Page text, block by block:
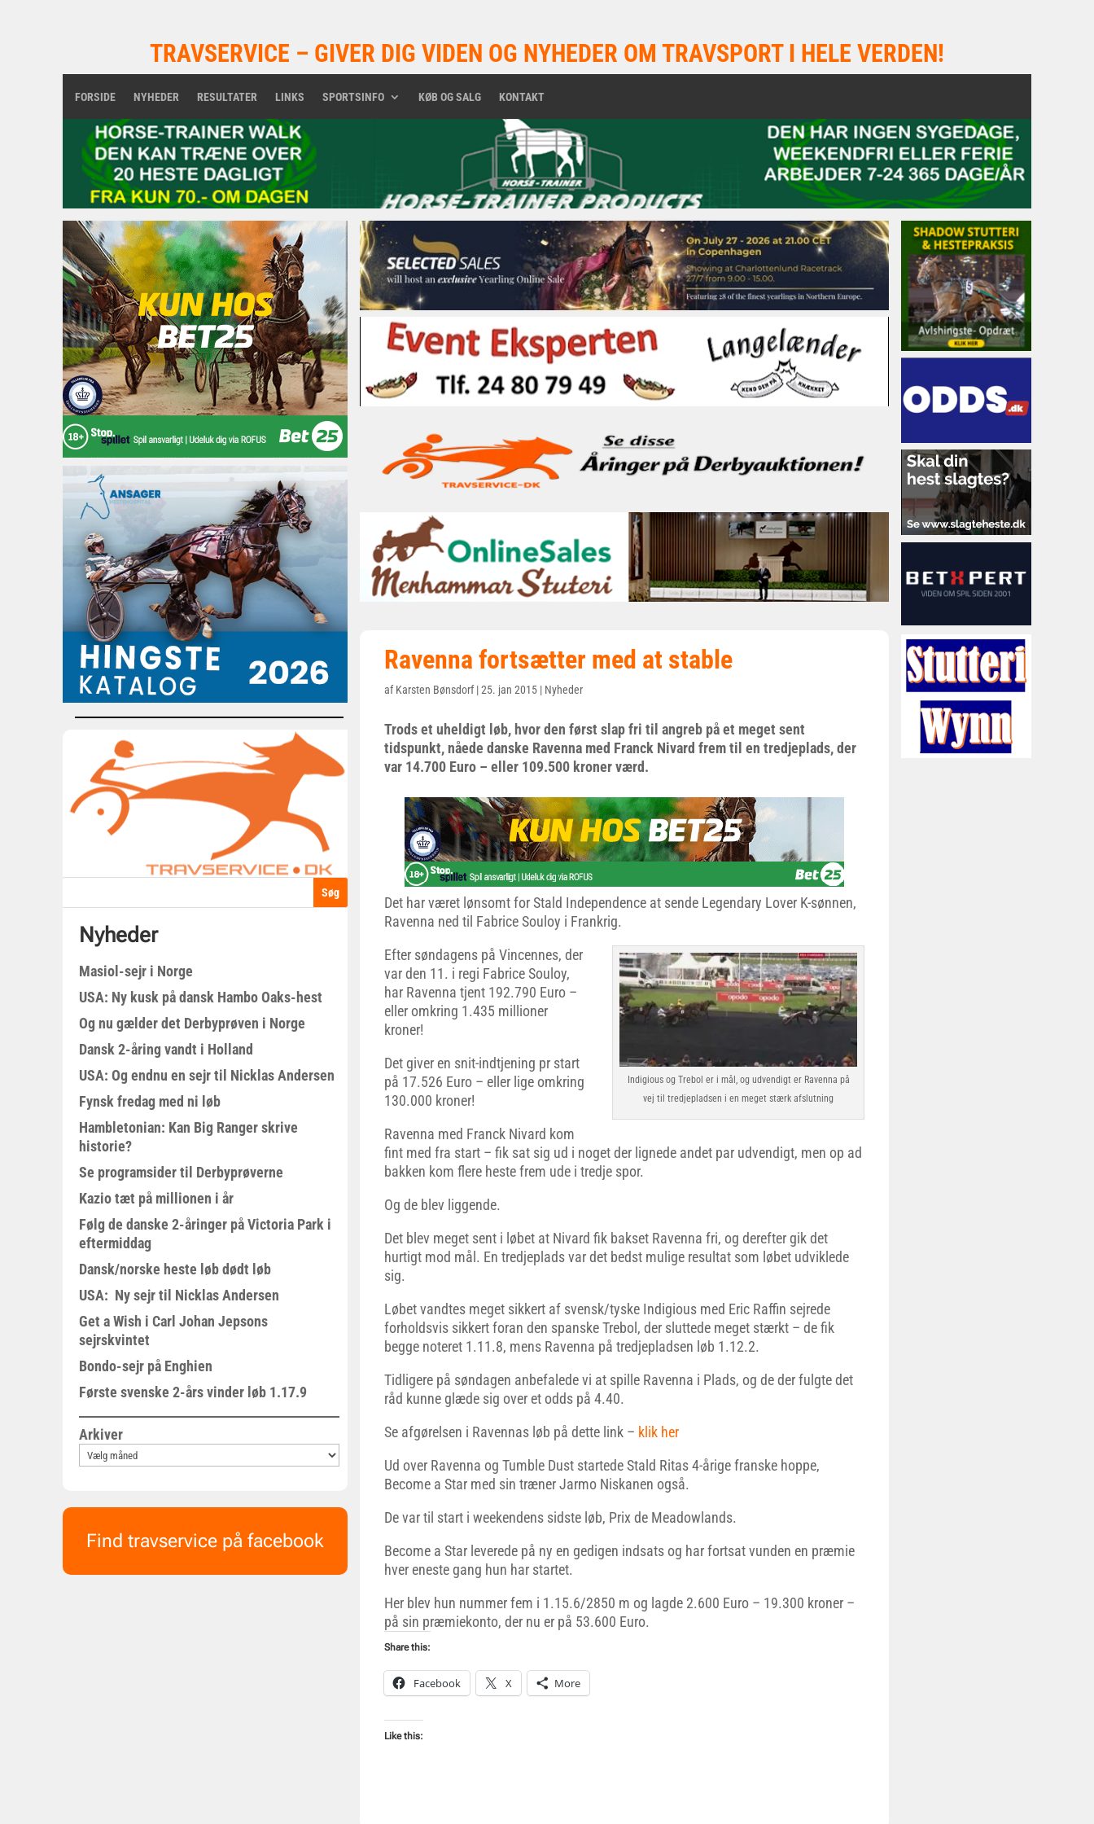
TRAVSERVICE – GIVER DIG VIDEN OG NYHEDER OM TRAVSPORT I HELE VERDEN!
FORSIDE NYHEDER RESULTATER LINKS SPORTSINFO KØB OG SALG KONTAKT
Nyheder
Masiol-sejr i Norge
USA: Ny kusk på dansk Hambo Oaks-hest
Og nu gælder det Derbyprøven i Norge
Dansk 2-åring vandt i Holland
USA: Og endnu en sejr til Nicklas Andersen
Fynsk fredag med ni løb
Hambletonian: Kan Big Ranger skrive
historie?
Se programsider til Derbyprøverne
Kazio tæt på millionen i år
Følg de danske 2-åringer på Victoria Park i
eftermiddag
Dansk/norske heste løb dødt løb
USA: Ny sejr til Nicklas Andersen
Get a Wish i Carl Johan Jepsons
sejrskvintet
Bondo-sejr på Enghien
Første svenske 2-års vinder løb 1.17.9
Arkiver
Find travservice på facebook
Ravenna fortsætter med at stable
afKarsten Bønsdorf|25. jan 2015 | Nyheder
Trods et uheldigt løb, hvor den først slap fri til angreb på et meget sent
tidspunkt, nåede danske Ravenna med Franck Nivard frem til en tredjeplads, der
var 14.700 Euro – eller 109.500 kroner værd.
Det har været lønsomt for Stald Independence at sende Legendary Lover K-sønnen,
Ravenna ned til Fabrice Souloy i Frankrig.
Indigious og Trebol er i mål, og udvendigt er Ravenna på
vej til tredjepladsen i en meget stærk afslutning
Efter søndagens på Vincennes, der
var den 11. i regi Fabrice Souloy,
har Ravenna tjent 192.790 Euro –
eller omkring 1.435 millioner
kroner!
Det giver en snit-indtjening pr start
på 17.526 Euro – eller lige omkring
130.000 kroner!
Ravenna med Franck Nivard kom
fint med fra start – fik sat sig ud i noget der lignede andet par udvendigt, men op ad
bakken kom flere heste frem ude i tredje spor.
Og de blev liggende.
Det blev meget sent i løbet at Nivard fik bakset Ravenna fri, og derefter gik det
hurtigt mod mål. En tredjeplads var det bedst mulige resultat som løbet udviklede
sig.
Løbet vandtes meget sikkert af svensk/tyske Indigious med Eric Raffin sejrede
forholdsvis sikkert foran den spanske Trebol, der sluttede meget stærkt – de fik
begge noteret 1.11.8, mens Ravenna på tredjepladsen løb 1.12.2.
Tidligere på søndagen anbefalede vi at spille Ravenna i Plads, og de der fulgte det
råd kunne glæde sig over et odds på 4.40.
Se afgørelsen i Ravennas løb på dette link – klik her
Ud over Ravenna og Tumble Dust startede Stald Ritas 4-årige franske hoppe,
Become a Star med sin træner Jarmo Niskanen også.
De var til start i weekendens sidste løb, Prix de Meadowlands.
Become a Star leverede på ny en gedigen indsats og har fortsat vunden en præmie
hver eneste gang hun har startet.
Her blev hun nummer fem i 1.15.6/2850 m og lagde 2.600 Euro – 19.300 kroner –
på sin præmiekonto, der nu er på 53.600 Euro.
Share this:
Facebook X More
Like this: